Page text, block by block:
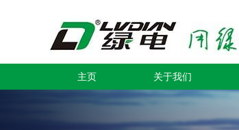
主页 关于我们